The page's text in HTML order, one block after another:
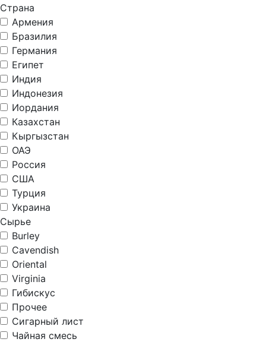
Страна
Армения
Бразилия
Германия
Египет
Индия
Индонезия
Иордания
Казахстан
Кыргызстан
ОАЭ
Россия
США
Турция
Украина
Сырье
Burley
Cavendish
Oriental
Virginia
Гибискус
Прочее
Сигарный лист
Чайная смесь